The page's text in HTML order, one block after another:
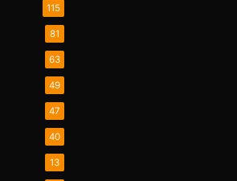
115
81
63
49
47
40
13